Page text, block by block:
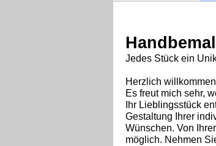
Jedes Stück ein
Herzlich
Es freut mich sehr,
Ihr Lieblingsstück
Gestaltung Ihrer
Wünschen. Von
möglich. Nehmen